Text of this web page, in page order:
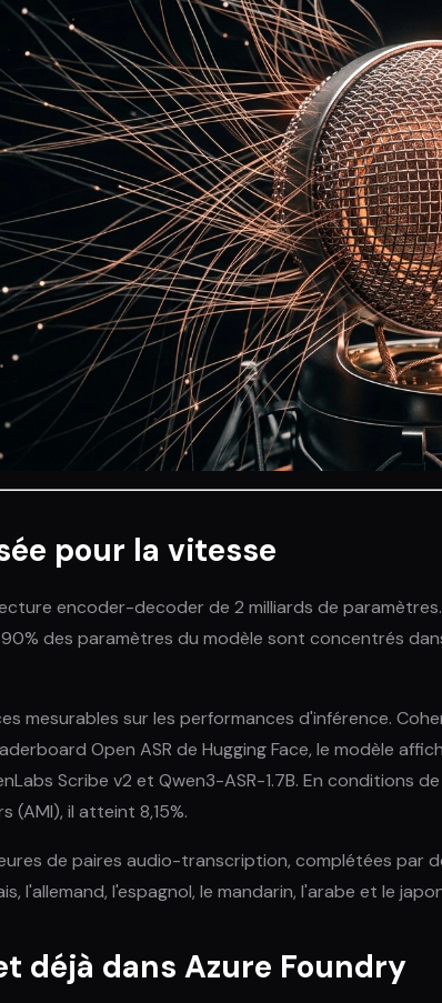
pour la vitesse
encoder-decoder de 2 milliards de
des paramètres du modèle sont concentrés
mesurables sur les performances d'inférence.
Open ASR de Hugging Face, le modèle
Scribe v2 et Qwen3-ASR-1.7B. En conditions
il atteint 8,15%.
de paires audio-transcription, complétées par
l'allemand, l'espagnol, le mandarin, l'arabe et le
déjà dans Azure Foundry